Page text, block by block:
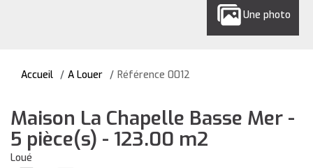
Une photo
Accueil A Louer Référence 0012
Maison La Chapelle Basse Mer -
5 pièce(s) - 123.00 m2
Loué